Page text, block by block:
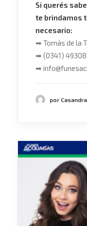
Si querés
te brindamos
necesario:
➡ Tomás de la
➡ (0341)
➡
por Casandra